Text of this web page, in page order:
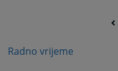
Radno vrijeme